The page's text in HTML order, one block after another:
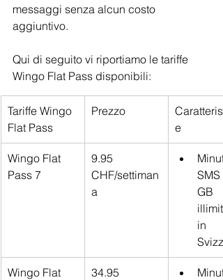
messaggi senza alcun costo
aggiuntivo.
Qui di seguito vi riportiamo le tariffe
Wingo Flat Pass disponibili:
Tariffe Wingo
Flat Pass
Prezzo
e
Wingo Flat
Pass 7
9.95
CHF/settiman
a
SMS
GB
in
Wingo Flat
34.95